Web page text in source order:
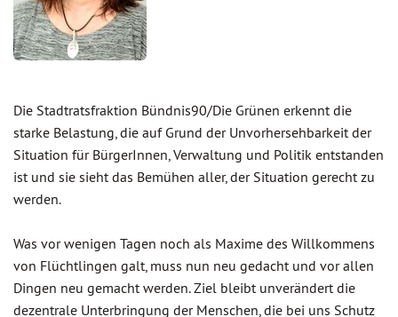
Die Stadtratsfraktion Bündnis90/Die Grünen erkennt die
starke Belastung, die auf Grund der Unvorhersehbarkeit der
Situation für BürgerInnen, Verwaltung und Politik entstanden
ist und sie sieht das Bemühen aller, der Situation gerecht zu
werden.
Was vor wenigen Tagen noch als Maxime des Willkommens
von Flüchtlingen galt, muss nun neu gedacht und vor allen
Dingen neu gemacht werden. Ziel bleibt unverändert die
dezentrale Unterbringung der Menschen, die bei uns Schutz